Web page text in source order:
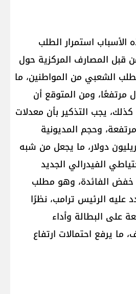
استمرار الطلب
قبل المصارف المركزية حول
الشعبي من المواطنين، ما
مرتفعًا، ومن المتوقع أن
كذلك، يجب التذكير بأن معدلات
وحجم المديونية
تجاوز 38 تريليون دولار، ما يجعل من شبه
الفيدرالي الجديد
خفض الفائدة، وهو مطلب
الرئيس ترامب، نظرًا
على البطالة وأداء
يرفع احتمالات ارتفاع